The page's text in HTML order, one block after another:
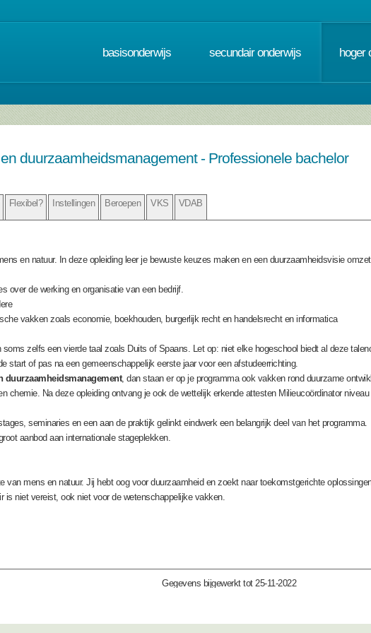
basisonderwijs secundair onderwijs hoger
duurzaamheidsmanagement - Professionele bachelor
Flexibel? Instellingen Beroepen VKS VDAB
en natuur. In deze opleiding leer je bewuste keuzes maken en een duurzaamheidsvisie
over de werking en organisatie van een bedrijf.
vakken zoals economie, boekhouden, burgerlijk recht en handelsrecht en informatica
zelfs een vierde taal zoals Duits of Spaans. Let op: niet elke hogeschool biedt al deze
start of pas na een gemeenschappelijk eerste jaar voor een afstudeerrichting.
duurzaamheidsmanagement, dan staan er op je programma ook vakken rond duurzame
chemie. Na deze opleiding ontvang je ook de wettelijk erkende attesten Milieucoördinator
seminaries en een aan de praktijk gelinkt eindwerk een belangrijk deel van het programma.
aanbod aan internationale stageplekken.
van mens en natuur. Jij hebt oog voor duurzaamheid en zoekt naar toekomstgerichte
is niet vereist, ook niet voor de wetenschappelijke vakken.
Gegevens bijgewerkt tot 25-11-2022